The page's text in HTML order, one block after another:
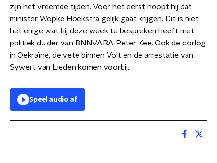
zijn het vreemde tijden. Voor het eerst hoopt hij dat
minister Wopke Hoekstra gelijk gaat krijgen. Dit is niet
het enige wat hij deze week te bespreken heeft met
politiek duider van BNNVARA Peter Kee. Ook de oorlog
in Oekraïne, de vete binnen Volt en de arrestatie van
Sywert van Lieden komen voorbij.
Speel audio af